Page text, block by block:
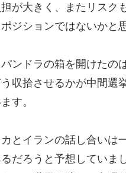
が大きく、またリスク
ジションではないかと
ンドラの箱を開けたの
収拾させるかが中間選
す。
とイランの話し合いは
だろうと予想していま